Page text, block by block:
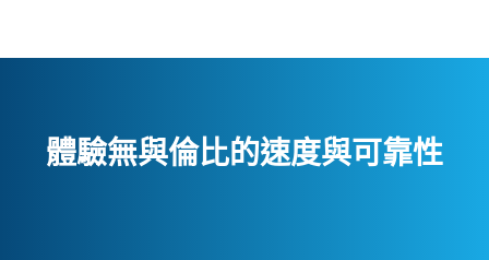
體驗無與倫比的速度與可靠性